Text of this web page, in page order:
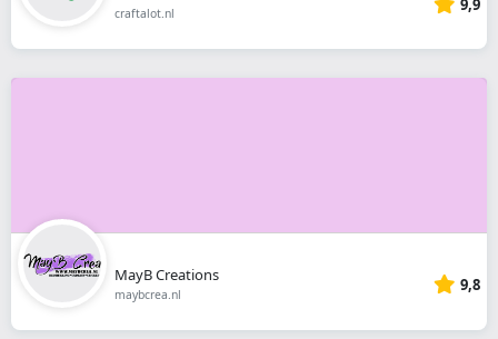
craftalot.nl 9,9
MayB Creations
maybcrea.nl 9,8